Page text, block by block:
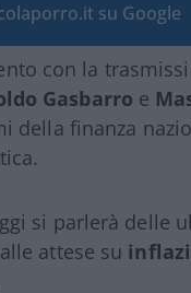
su Google
con la
Gasbarro e
della finanza
si parlerà delle
attese su